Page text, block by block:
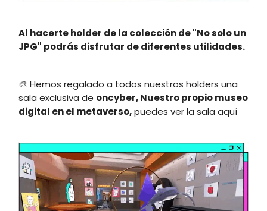
Al hacerte holder de la colección de "No solo un
JPG" podrás disfrutar de diferentes utilidades.
🎨 Hemos regalado a todos nuestros holders una
sala exclusiva de oncyber, Nuestro propio museo
digital en el metaverso,puedes ver la sala aquí